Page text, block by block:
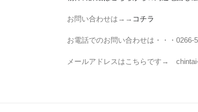
お問い合わせは→→ コチラ
お電話でのお問い合わせは・・・0266-
メールアドレスはこちらです→